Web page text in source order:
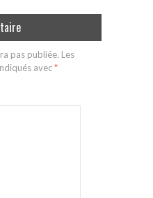
pas publiée. Les
avec*